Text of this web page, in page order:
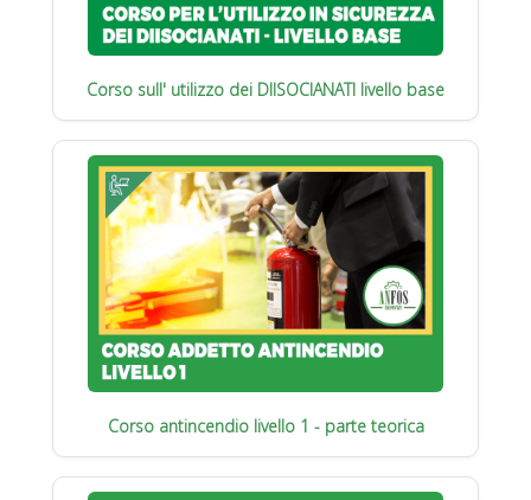
Corso sull' utilizzo dei DIISOCIANATI livello base
Corso antincendio livello 1 - parte teorica